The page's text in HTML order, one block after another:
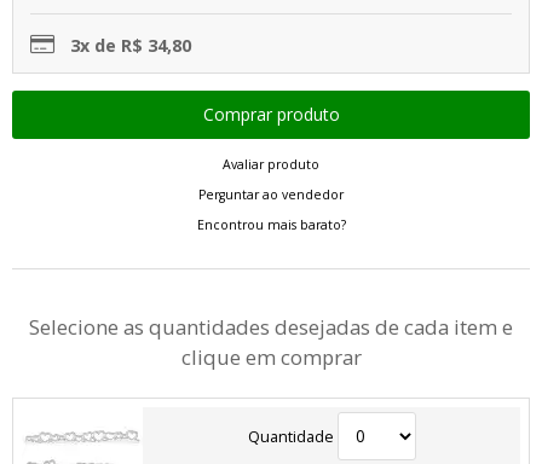
3x de R$ 34,80
Avaliar produto
Perguntar ao vendedor
Encontrou mais barato?
Selecione as quantidades desejadas de cada item e
clique em comprar
Quantidade